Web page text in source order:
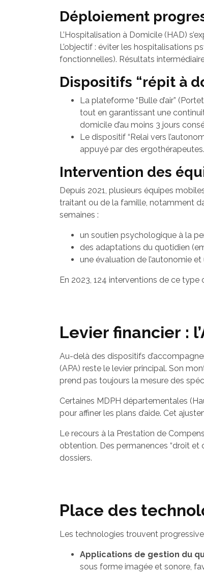
Déploiement
L’Hospitalisation à Domicile (HAD)
L’objectif : éviter les hospitalisations
fonctionnelles). Résultats
Dispositifs “répit à
La plateforme “Bulle d’air”
tout en garantissant une
domicile d’au moins 3 jours
Le dispositif “Relai vers
appuyé par des ergothérapeutes.
Intervention des
Depuis 2021, plusieurs équipes
traitant ou de la famille, notamment
semaines :
un soutien psychologique à la
des adaptations du quotidien
une évaluation de l’autonomie
En 2023, 124 interventions de ce
Levier financier :
Au-delà des dispositifs
(APA) reste le levier principal. Son
prend pas toujours la mesure des
Certaines MDPH départementales
pour affiner les plans d’aide. Cet
Le recours à la Prestation de
obtention. Des permanences “droit et
dossiers.
Place des
Les technologies trouvent
Applications de gestion du
sous forme imagée et sonore,